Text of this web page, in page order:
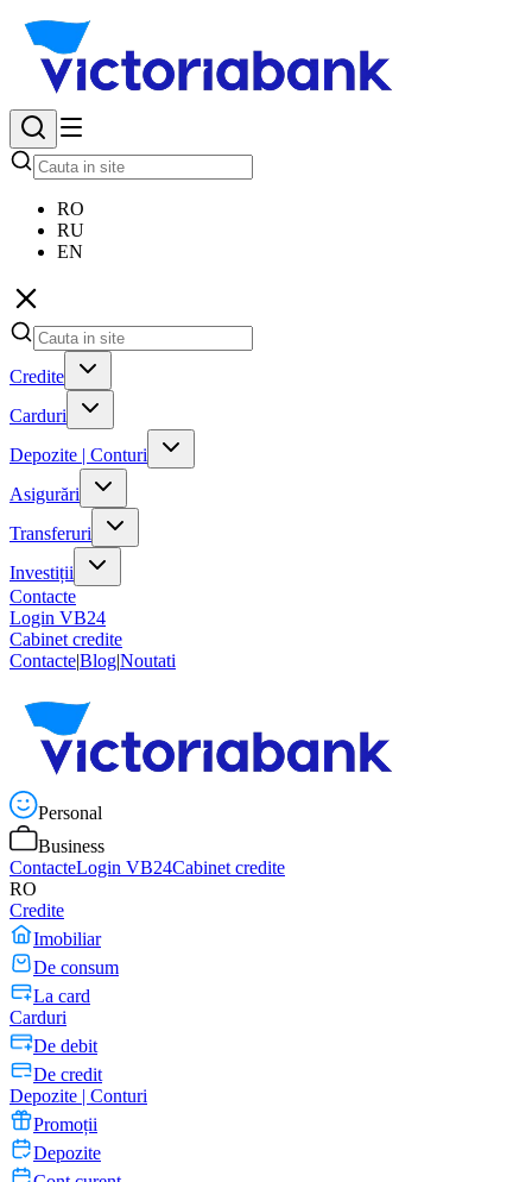
RO
RU
EN
Credite
Carduri
Depozite | Conturi
Asigurări
Transferuri
Investiții
Contacte
Login VB24
Cabinet credite
Contacte|Blog|Noutati
Personal
Business
ContacteLogin VB24Cabinet credite
RO
Credite
Imobiliar
De consum
La card
Carduri
De debit
De credit
Depozite | Conturi
Promoții
Depozite